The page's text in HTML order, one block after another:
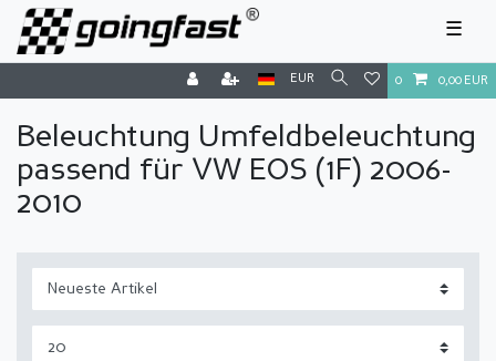
☰
EUR 0 0,00 EUR
Beleuchtung Umfeldbeleuchtung
passend für VW EOS (1F) 2006-
2010